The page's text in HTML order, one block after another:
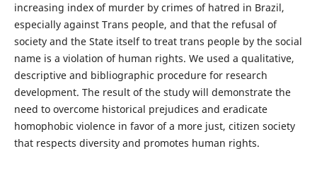
increasing index of murder by crimes of hatred in Brazil,
especially against Trans people, and that the refusal of
society and the State itself to treat trans people by the social
name is a violation of human rights. We used a qualitative,
descriptive and bibliographic procedure for research
development. The result of the study will demonstrate the
need to overcome historical prejudices and eradicate
homophobic violence in favor of a more just, citizen society
that respects diversity and promotes human rights.